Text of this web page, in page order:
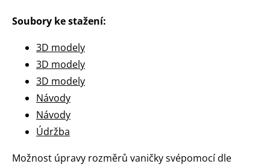
Soubory ke stažení:
3D modely
3D modely
3D modely
Návody
Návody
Údržba
Možnost úpravy rozměrů vaničky svépomocí dle